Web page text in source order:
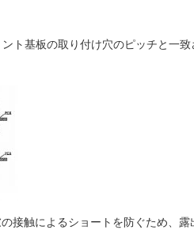
ト基板の取り付け穴のピッチと一
接触によるショートを防ぐため、